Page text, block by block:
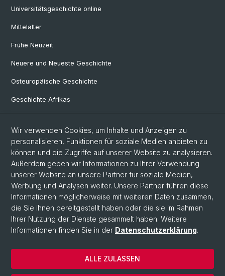
Universitätsgeschichte online
Mittelalter
Frühe Neuzeit
Neuere und Neueste Geschichte
Osteuropäische Geschichte
Geschichte Afrikas
Social Media
Linkedin
Bluesky
© Universität Basel
Philosophisch-Historische Fakultät
Home
Datenschutzerklärung
Wir verwenden Cookies, um Inhalte und Anzeigen zu
personalisieren, Funktionen für soziale Medien anbieten zu
können und die Zugriffe auf unserer Website zu analysieren.
Außerdem geben wir Informationen zu Ihrer Verwendung
unserer Website an unsere Partner für soziale Medien,
Werbung und Analysen weiter. Unsere Partner führen diese
Informationen möglicherweise mit weiteren Daten zusammen,
die Sie ihnen bereitgestellt haben oder die sie im Rahmen
Ihrer Nutzung der Dienste gesammelt haben. Weitere
Informationen finden Sie in der Datenschutzerklärung.
ALLE ZULASSEN